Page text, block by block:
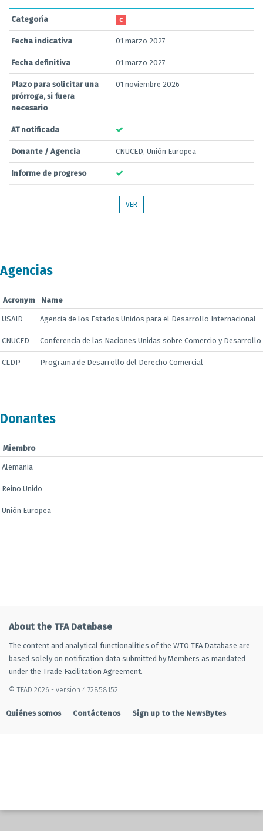
Categoría C
Fecha indicativa 01 marzo 2027
Fecha definitiva 01 marzo 2027
Plazo para solicitar una
prórroga, si fuera
necesario
01 noviembre 2026
AT notificada
Donante / Agencia CNUCED, Unión Europea
Informe de progreso
VER
Agencias
Acronym Name
USAID Agencia de los Estados Unidos para el Desarrollo Internacional
CNUCED Conferencia de las Naciones Unidas sobre Comercio y Desarrollo
CLDP Programa de Desarrollo del Derecho Comercial
Donantes
Miembro
Alemania
Reino Unido
Unión Europea
About the TFA Database
The content and analytical functionalities of the WTO TFA Database are
based solely on notification data submitted by Members as mandated
under the Trade Facilitation Agreement.
© TFAD 2026 - version 4.72858152
Quiénes somos Contáctenos Sign up to the NewsBytes